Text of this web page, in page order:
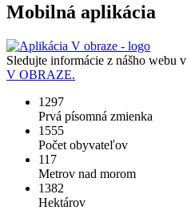
Mobilná aplikácia
Sledujte informácie z nášho webu v
V OBRAZE.
1297
Prvá písomná zmienka
1555
Počet obyvateľov
117
Metrov nad morom
1382
Hektárov